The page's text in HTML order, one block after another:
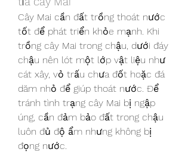
Cây Mai cần đất trồng thoát nước
tốt để phát triển khỏe mạnh. Khi
trồng cây Mai trong chậu, dưới đáy
chậu nên lót một lớp vật liệu như
cát xây, vỏ trấu chưa đốt hoặc đá
dăm nhỏ để giúp thoát nước. Để
tránh tình trạng cây Mai bị ngập
úng, cần đảm bảo đất trong chậu
luôn đủ độ ẩm nhưng không bị
đọng nước.